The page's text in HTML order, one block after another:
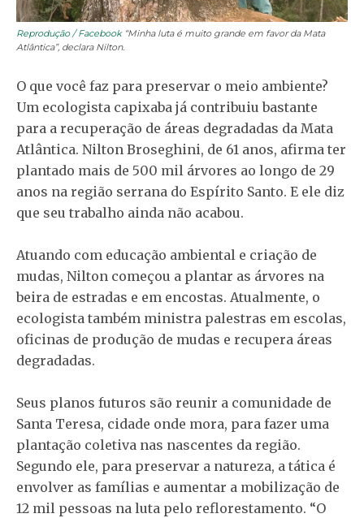
Reprodução / Facebook“Minha luta é muito grande em favor da Mata
Atlântica”, declara Nilton.
O que você faz para preservar o meio ambiente?
Um ecologista capixaba já contribuiu bastante
para a recuperação de áreas degradadas da Mata
Atlântica. Nilton Broseghini, de 61 anos, afirma ter
plantado mais de 500 mil árvores ao longo de 29
anos na região serrana do Espírito Santo. E ele diz
que seu trabalho ainda não acabou.
Atuando com educação ambiental e criação de
mudas, Nilton começou a plantar as árvores na
beira de estradas e em encostas. Atualmente, o
ecologista também ministra palestras em escolas,
oficinas de produção de mudas e recupera áreas
degradadas.
Seus planos futuros são reunir a comunidade de
Santa Teresa, cidade onde mora, para fazer uma
plantação coletiva nas nascentes da região.
Segundo ele, para preservar a natureza, a tática é
envolver as famílias e aumentar a mobilização de
12 mil pessoas na luta pelo reflorestamento. “O